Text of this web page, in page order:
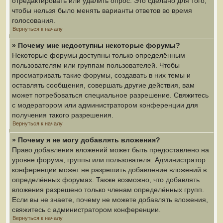
чтобы нельзя было менять варианты ответов во время
голосования.
Вернуться к началу
» Почему мне недоступны некоторые форумы?
Некоторые форумы доступны только определённым
пользователям или группам пользователей. Чтобы
просматривать такие форумы, создавать в них темы и
оставлять сообщения, совершать другие действия, вам
может потребоваться специальное разрешение. Свяжитесь
с модератором или администратором конференции для
получения такого разрешения.
Вернуться к началу
» Почему я не могу добавлять вложения?
Право добавления вложений может быть предоставлено на
уровне форума, группы или пользователя. Администратор
конференции может не разрешить добавление вложений в
определённых форумах. Также возможно, что добавлять
вложения разрешено только членам определённых групп.
Если вы не знаете, почему не можете добавлять вложения,
свяжитесь с администратором конференции.
Вернуться к началу